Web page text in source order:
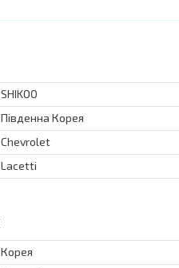
SHIKOO
Південна Корея
Chevrolet
Lacetti
Корея